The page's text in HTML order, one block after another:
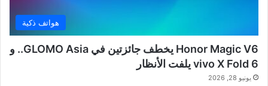
هواتف ذكية
Honor Magic V6 يخطف جائزتين في GLOMO Asia.. و
vivo X Fold 6 يلفت الأنظار
يونيو 28, 2026